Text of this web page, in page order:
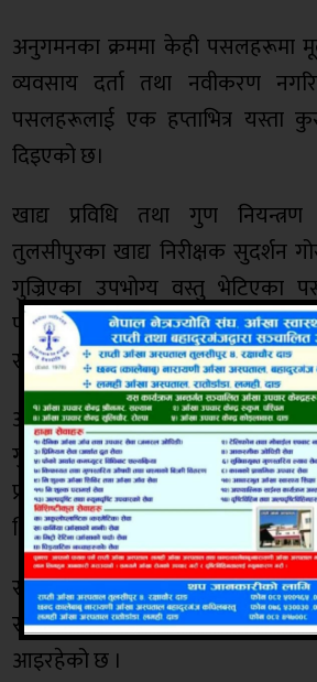
अनुगमनका क्रममा केही पसलहरूमा
व्यवसाय दर्ता तथा नवीकरण
पसलहरूलाई एक हप्ताभित्र यस्ता
दिइएको छ।
खाद्य प्रविधि तथा गुण नियन्त्रण
तुलसीपुरका खाद्य निरीक्षक सुदर्शन
गुज्रिएका उपभोग्य वस्तु भेटिएका
पहिलोपटक आगामी दिनमा यस्ता
सचेत गराइएको छ ।
अनुगमन टोलीमा गाउँपालिकाका
गुण नियन्त्रण डिभिजन कार्यालय
प्रहरी, स्वास्थ्यकर्मी तथा
थियो।
राप्ती गाउँपालिकाले उपभोक्ताको हित
राख्दै बजार अनुगमनलाई नियमित
आइरहेको छ ।